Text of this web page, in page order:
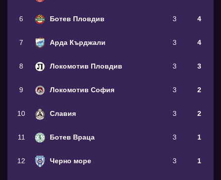
6 Ботев Пловдив 3 4
7 Арда Кърджали 3 4
8 Локомотив Пловдив 3 3
9 Локомотив София 3 2
10 Славия 3 2
11 Ботев Враца 3 1
12 Черно море 3 1